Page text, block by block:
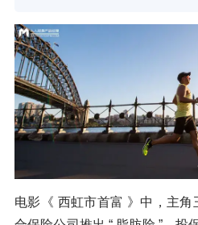
电影《 西虹市首富 》中，主